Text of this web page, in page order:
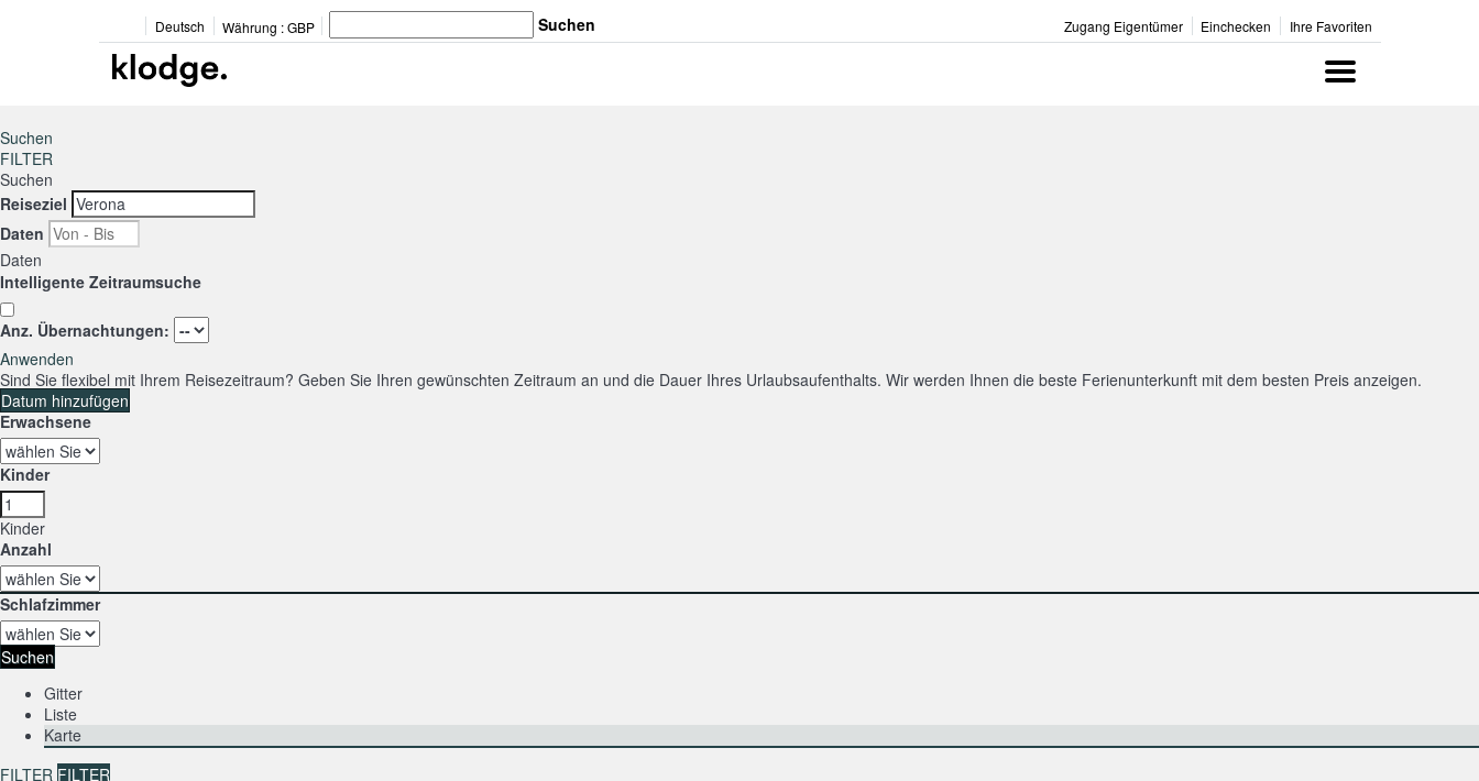
Deutsch Währung : GBP Suchen Ihre Favoriten
Einchecken
Zugang Eigentümer
Menu
Suchen
FILTER
Suchen
Reiseziel
Daten
Daten
Intelligente Zeitraumsuche
Anz. Übernachtungen:
Anwenden
Sind Sie flexibel mit Ihrem Reisezeitraum? Geben Sie Ihren gewünschten Zeitraum an und die Dauer Ihres Urlaubsaufenthalts. Wir werden Ihnen die beste Ferienunterkunft mit dem besten Preis anzeigen.
Datum hinzufügen
Erwachsene
Kinder
Kinder
Anzahl
Schlafzimmer
Suchen
Gitter
Liste
Karte
FILTER FILTER